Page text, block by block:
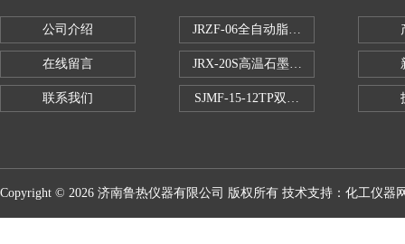
公司介绍
在线留言
联系我们
JRZF-06全自动脂肪测定仪
JRX-20S高温石墨消煮炉
SJMF-15-12TP双托盘自动升降炉
Copyright © 2026 济南鲁热仪器有限公司 版权所有 技术支持： 化工仪器